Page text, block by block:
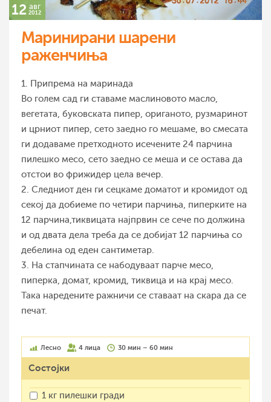
12 авг
2012
Маринирани шарени
раженчиња
1. Припрема на маринада
Во голем сад ги ставаме маслиновото масло,
вегетата, буковската пипер, ориганото, рузмаринот
и црниот пипер, сето заедно го мешаме, во смесата
ги додаваме претходното исечените 24 парчина
пилешко месо, сето заедно се меша и се остава да
отстои во фрижидер цела вечер.
2. Следниот ден ги сецкаме доматот и кромидот од
секој да добиеме по четири парчиња, пиперките на
12 парчина,тиквицата најпрвин се сече по должина
и од двата дела треба да се добијат 12 парчиња со
дебелина од еден сантиметар.
3. На стапчината се набодуваат парче месо,
пиперка, домат, кромид, тиквица и на крај месо.
Така наредените ражничи се ставаат на скара да се
печат.
Лесно 4 лица 30 мин – 60 мин
Состојки
1 кг пилешки гради